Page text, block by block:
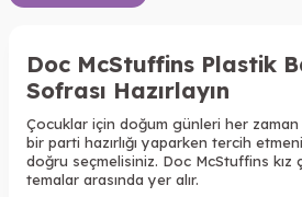
Doc McStuffins Plastik
Sofrası Hazırlayın
Çocuklar için doğum günleri her zaman
bir parti hazırlığı yaparken tercih
doğru seçmelisiniz. Doc McStuffins kız
temalar arasında yer alır.